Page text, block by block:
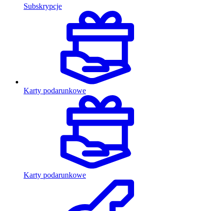
Subskrypcje
Karty podarunkowe
Karty podarunkowe